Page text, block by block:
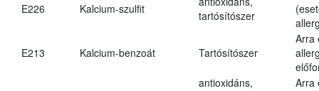
E226 Kalcium-szulfit
tartósítószer
E213 Kalcium-benzoát Tartósítószer
Arra
antioxidáns,
Arra